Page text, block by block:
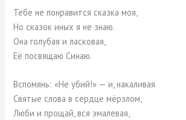
Тебе не понравится сказка моя,
Но сказок иных я не знаю.
Она голубая и ласковая,
Её посвящаю Синаю.
Вспомянь: «Не убий!» — и, накаливая
Святые слова в сердце мёрзлом,
Люби и прощай, вся эмалевая,